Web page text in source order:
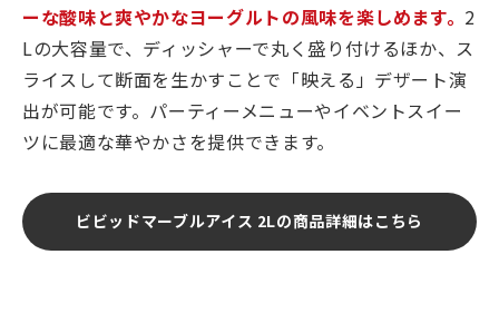
ーな酸味と爽やかなヨーグルトの風味を楽しめます。 2
Lの大容量で、ディッシャーで丸く盛り付けるほか、ス
ライスして断面を生かすことで「映える」デザート演
出が可能です。パーティーメニューやイベントスイー
ツに最適な華やかさを提供できます。
ビビッドマーブルアイス 2Lの商品詳細はこちら